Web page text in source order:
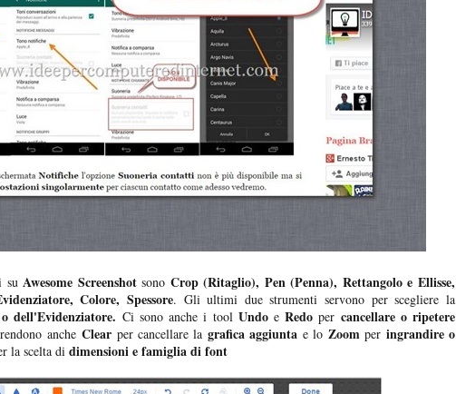
suAwesome Screenshotsono Crop (Ritaglio), Pen (Penna), Rettangolo e Ellisse,
Colore, Spessore. Gli ultimi due strumenti servono per scegliere la
dell'Evidenziatore. Ci sono anche i toolUndoeRedo per cancellare o ripetere
ancheClear per cancellare la grafica aggiunta e lo Zoomper ingrandire o
la scelta di dimensioni e famiglia di font